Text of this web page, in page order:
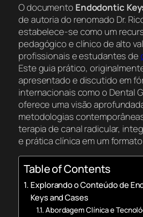
O documento Endodontic
de autoria do renomado Dr.
estabelece-se como um
pedagógico e clínico de alto
profissionais e estudantes de
Este guia prático,
apresentado e discutido em
internacionais como o Dental
oferece uma visão
metodologias
terapia de canal radicular,
e prática clínica em um
Table of Contents
Explorando o Conteúdo de
Keys and Cases
Abordagem Clínica e